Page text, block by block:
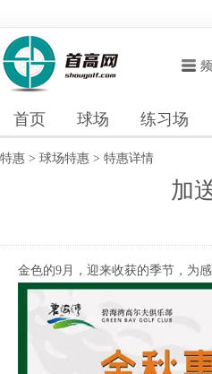
首页 球场 练习场
特惠 > 球场特惠 > 特惠详情
加
金色的9月，迎来收获的季节，为